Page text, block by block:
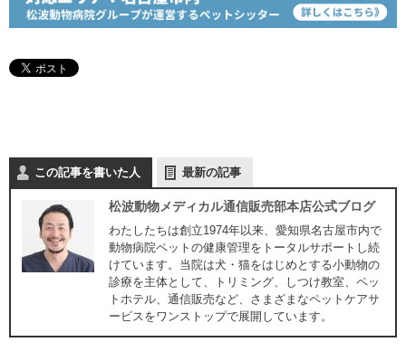
この記事を書いた人 最新の記事
松波動物メディカル通信販売部本店公式ブログ
わたしたちは創立1974年以来、愛知県名古屋市内で
動物病院ペットの健康管理をトータルサポートし続
けています。当院は犬・猫をはじめとする小動物の
診療を主体として、トリミング、しつけ教室、ペッ
トホテル、通信販売など、さまざまなペットケアサ
ービスをワンストップで展開しています。